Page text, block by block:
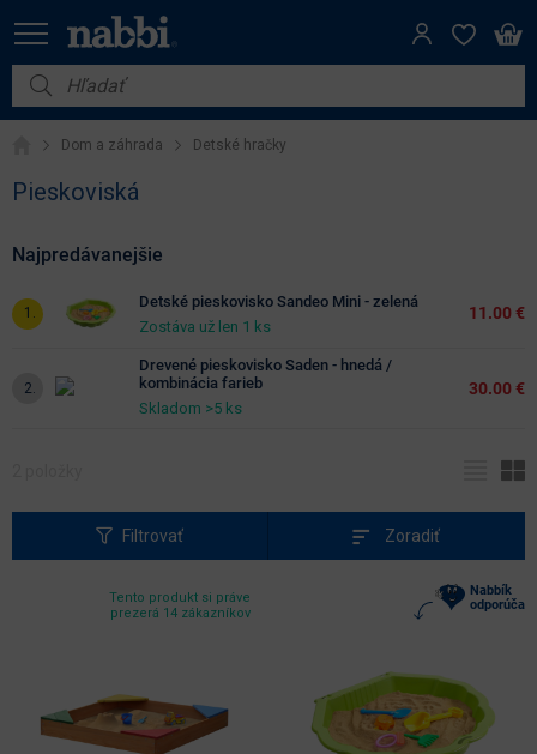
Nábytok
Vybavenie do domácnosti
Dom a záhrada
Akcie
Výpredaj
Dom a záhrada Detské hračky
Pieskoviská
Najpredávanejšie
Detské pieskovisko Sandeo Mini - zelená
Zostáva už len 1 ks
11.00 €
Drevené pieskovisko Saden - hnedá /
kombinácia farieb
Skladom >5 ks
30.00 €
Filtrovať Zoradiť
Filter
Cena
(€)
Iba
prevedenie
Tento produkt si práve
prezerá 14 zákazníkov
Nabbík
odporúča